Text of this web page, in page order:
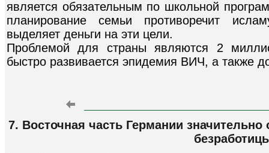
является обязательным по школьной
планирование семьи противоречит
выделяет деньги на эти цели.
Проблемой для страны являются 2
быстро развивается эпидемия ВИЧ, а также
7. Восточная часть Германии